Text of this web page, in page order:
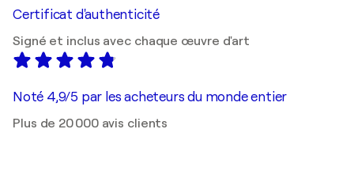
Certificat d'authenticité
Signé et inclus avec chaque œuvre d'art
Noté 4,9/5 par les acheteurs du monde entier
Plus de 20 000 avis clients